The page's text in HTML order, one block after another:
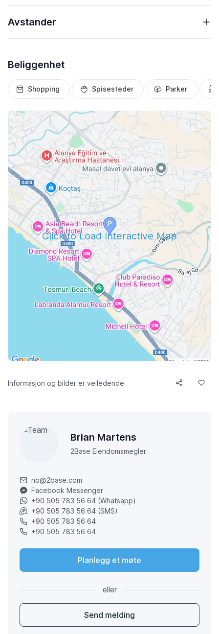
Avstander
Beliggenhet
Shopping Spisesteder Parker
Click to Load Interactive Map
Informasjon og bilder er veiledende
Brian Martens
2Base Eiendomsmegler
no@2base.com
Facebook Messenger
+90 505 783 56 64 (Whatsapp)
+90 505 783 56 64 (SMS)
+90 505 783 56 64
+90 505 783 56 64
Planlegg et møte
eller
Send melding